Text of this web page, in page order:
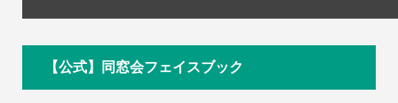
【公式】同窓会フェイスブック